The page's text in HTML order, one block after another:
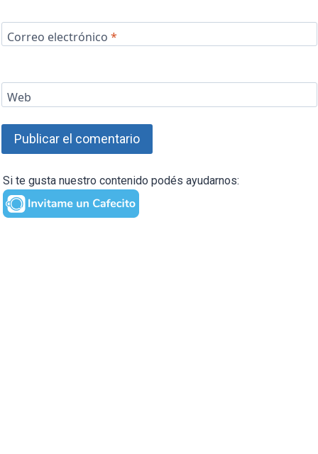
Correo electrónico *
Web
Si te gusta nuestro contenido podés ayudarnos: